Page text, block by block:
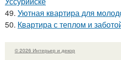
49. Уютная квартира для
50. Квартира с теплом и
© 2026 Интерьер и декор